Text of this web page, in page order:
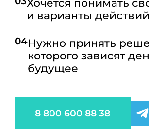
Хочется понимать
и варианты действий
04Нужно принять
которого зависят
будущее
8 800 600 88 38